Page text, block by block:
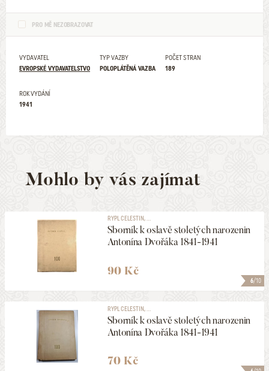
PRO MĚ NEZOBRAZOVAT
VYDAVATEL
EVROPSKÉ VYDAVATELSTVO
TYP VAZBY
POLOPLÁTĚNÁ VAZBA
POČET STRAN
189
ROK VYDÁNÍ
1941
Mohlo by vás zajímat
6/10
RYPL CELESTIN, ...
Sborník k oslavě stoletých narozenin
Antonína Dvořáka 1841-1941
90 Kč
RYPL CELESTIN, ...
Sborník k oslavě stoletých narozenin
Antonína Dvořáka 1841-1941
70 Kč